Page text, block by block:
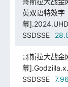
英双语特效字
幕
SSDSSE
哥斯拉大战金
幕
SSDSSE